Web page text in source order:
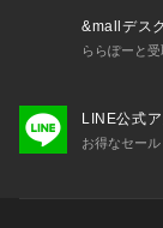
※直接肌に触れ
はお受けできま
※一部商品におい
なる場合があり
&mallデスク
ららぽーと
LINE公式
お得なセー